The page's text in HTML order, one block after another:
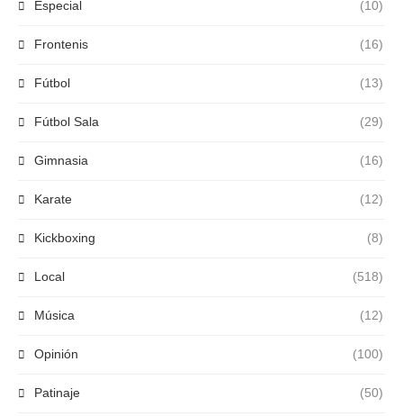
Especial (10)
Frontenis (16)
Fútbol (13)
Fútbol Sala (29)
Gimnasia (16)
Karate (12)
Kickboxing (8)
Local (518)
Música (12)
Opinión (100)
Patinaje (50)